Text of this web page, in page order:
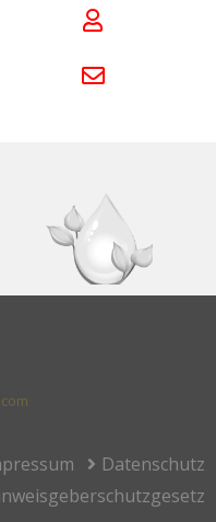
Datenschutz